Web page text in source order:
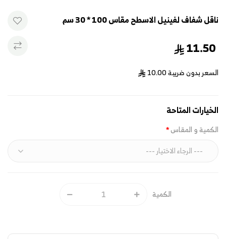
ناقل شفاف لفينيل الاسطح مقاس 100 * 30 سم
11.50
السعر بدون ضريبة10.00
الخيارات المتاحة
الكمية و المقاس
الكمية